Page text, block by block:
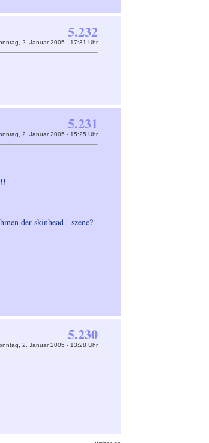
5.232
2. Januar 2005 - 17:31 Uhr
5.231
2. Januar 2005 - 15:25 Uhr
der skinhead - szene?
5.230
2. Januar 2005 - 13:28 Uhr